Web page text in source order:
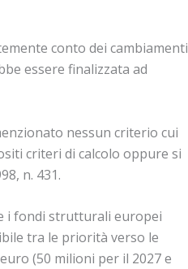
conto dei cambiamenti
essere finalizzata ad
nessun criterio cui
criteri di calcolo oppure si
n. 431.
i fondi strutturali europei
tra le priorità verso le
(50 milioni per il 2027 e